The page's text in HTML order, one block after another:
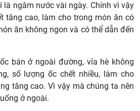
là ngâm nước vài ngày. Chính vì vậy
tăng cao, làm cho trong món ăn có
ăn không ngon và có thể dẫn đến
bán ở ngoài đường, vỉa hè không
số lượng ốc chết nhiều, làm cho
tăng cao. Vì vậy mà chúng ta nên
ở ngoài.